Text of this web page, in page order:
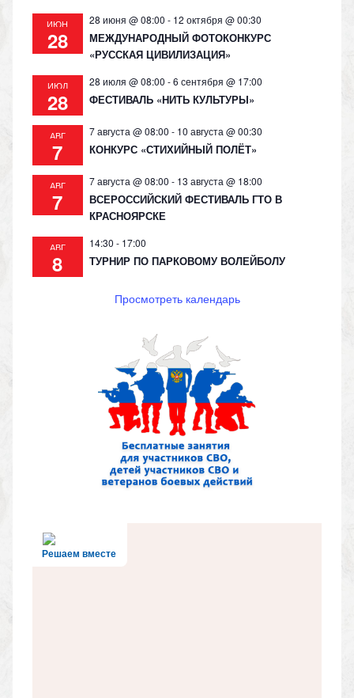
ИЮН
28
28 июня @ 08:00 - 12 октября @ 00:30
МЕЖДУНАРОДНЫЙ ФОТОКОНКУРС
«РУССКАЯ ЦИВИЛИЗАЦИЯ»
ИЮЛ
28
28 июля @ 08:00 -6 сентября @ 17:00
ФЕСТИВАЛЬ «НИТЬ КУЛЬТУРЫ»
АВГ
7
7 августа @ 08:00 - 10 августа @ 00:30
КОНКУРС «СТИХИЙНЫЙ ПОЛЁТ»
АВГ
7
7 августа @ 08:00 - 13 августа @ 18:00
ВСЕРОССИЙСКИЙ ФЕСТИВАЛЬ ГТО В
КРАСНОЯРСКЕ
АВГ
8
14:30 - 17:00
ТУРНИР ПО ПАРКОВОМУ ВОЛЕЙБОЛУ
Просмотреть календарь
Решаем вместе